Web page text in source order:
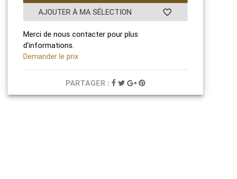
favorite_border
AJOUTER À MA SÉLECTION
Merci de nous contacter pour plus
d'informations.
Demander le prix
PARTAGER :